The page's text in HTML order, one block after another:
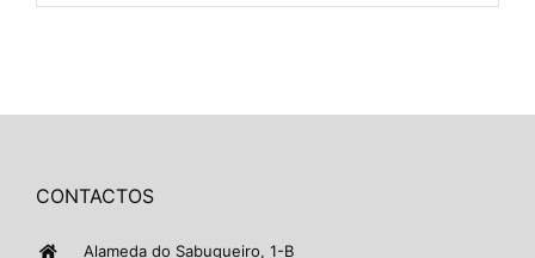
CONTACTOS
Alameda do Sabugueiro, 1-B